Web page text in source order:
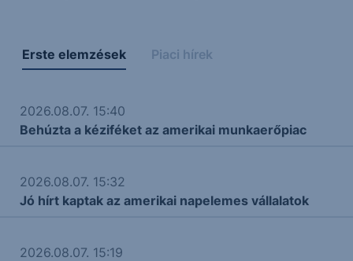
Erste elemzések Piaci hírek
2026.08.07. 15:40
Behúzta a kéziféket az amerikai munkaerőpiac
2026.08.07. 15:32
Jó hírt kaptak az amerikai napelemes vállalatok
2026.08.07. 15:19